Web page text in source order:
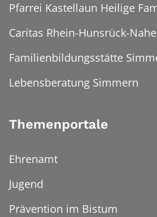
Pfarrei Kastellaun Heilige
Caritas Rhein-Hunsrück-Nahe
Familienbildungsstätte
Lebensberatung Simmern
Themenportale
Ehrenamt
Jugend
Prävention im Bistum